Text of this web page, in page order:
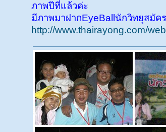
ภาพปีที่แล้วค่ะ
มีภาพมาฝากEyeBallนักวิทยุสมัค
http://www.thairayong.com/